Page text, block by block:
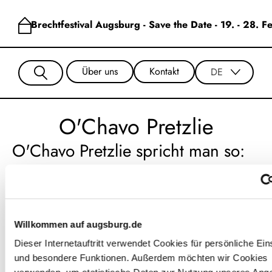
Willkommen auf augsburg.de
Dieser Internetauftritt verwendet Cookies für persönliche
und besondere Funktionen. Außerdem möchten wir Cookies
Brechtfestival Augsburg - Save the Date - 19. - 28.
Über uns Kontakt DE
O'Chavo Pretzlie
O'Chavo Pretzlie spricht man so:
O'Chavo Pretzlie ist der Name
einer Band.
Zu der Band gehören 3 Personen.